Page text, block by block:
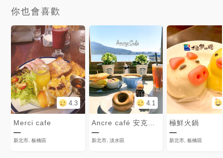
你也會喜歡
4.3
Merci cafe
新北市, 板橋區
4.1
新北市, 淡水區
極鮮火鍋
新北市, 板橋區